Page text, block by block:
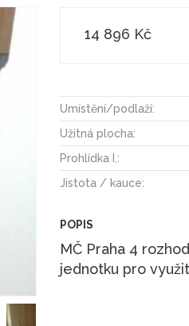
14 896 Kč
Umístění/podlaží:
Užitná plocha:
Prohlídka I.:
Jistota / kauce:
POPIS
MČ Praha 4
jednotku pro